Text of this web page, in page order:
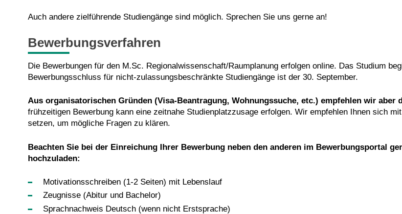
Auch andere zielführende Studiengänge sind möglich. Sprechen Sie uns gerne an!
Bewerbungsverfahren
Die Bewerbungen für den M.Sc. Regionalwissenschaft/Raumplanung er­folgen on­line. Das Studium
Bewerbungs­schluss für nicht-zulassungsbeschränkte Studiengänge ist der 30. September.
Aus organisa­torischen Grün­den (Visa-Bean­tragung, Wohnungs­suche, etc.) empfehlen wir aber
frühzeitigen Bewerbung kann eine zeit­nahe Studien­platzzusage erfolgen. Wir empfehlen Ihnen sich
setzen, um mögliche Fragen zu klären.
Beachten Sie bei der Einreichung Ihrer Bewerbung neben den anderen im Bewerbungsportal
hochzuladen:
Motivationsschreiben (1-2 Seiten) mit Lebenslauf
Zeugnisse (Abitur und Bachelor)
Sprachnachweis Deutsch (wenn nicht Erstsprache)